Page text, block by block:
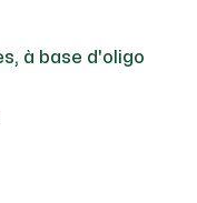
à base d'oligo